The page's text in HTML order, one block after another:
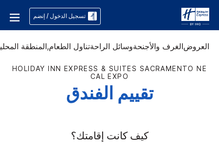
تسجيل الدخول / إنضم
العروضالغرف والأجنحةوسائل الراحةتناول الطعام,المنطقة
HOLIDAY INN EXPRESS & SUITES SACRAMENTO NE
CAL EXPO
تقييم الفندق
كيف كانت إقامتك؟